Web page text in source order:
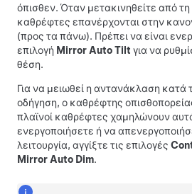
όπισθεν. Όταν μετακινηθείτε από τη
καθρέφτες επανέρχονται στην
(προς τα πάνω). Πρέπει να είναι
επιλογή Mirror Auto Tilt για να
θέση.
Για να μειωθεί η αντανάκλαση κατά
οδήγηση, ο καθρέφτης
πλαϊνοί καθρέφτες χαμηλώνουν
ενεργοποιήσετε ή να
λειτουργία, αγγίξτε τις επιλογές
Mirror Auto Dim.